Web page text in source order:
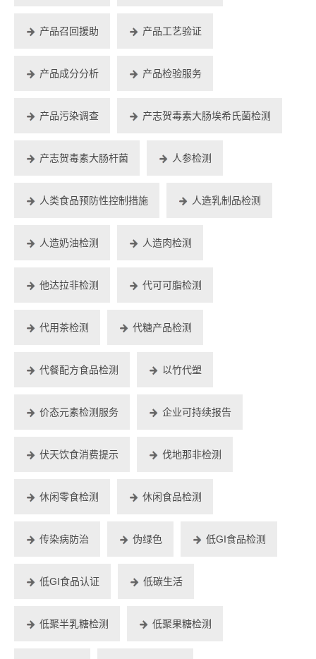
产品召回援助 产品工艺验证
产品成分分析 产品检验服务
产品污染调查 产志贺毒素大肠埃希氏菌检测
产志贺毒素大肠杆菌 人参检测
人类食品预防性控制措施 人造乳制品检测
人造奶油检测 人造肉检测
他达拉非检测 代可可脂检测
代用茶检测 代糖产品检测
代餐配方食品检测 以竹代塑
价态元素检测服务 企业可持续报告
伏天饮食消费提示 伐地那非检测
休闲零食检测 休闲食品检测
传染病防治 伪绿色 低GI食品检测
低GI食品认证 低碳生活
低聚半乳糖检测 低聚果糖检测